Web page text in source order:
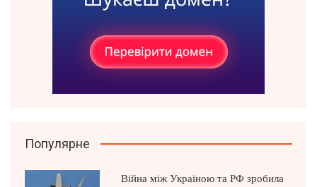
Популярне
Війна між Україною та РФ зробила